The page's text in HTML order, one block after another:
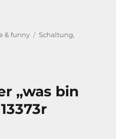
& funny Schlagwörter
Schaltung,
„was bin